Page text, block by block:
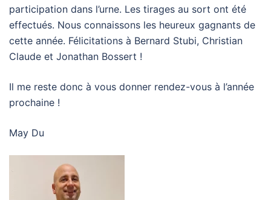
participation dans l’urne. Les tirages au sort ont été
effectués. Nous connaissons les heureux gagnants de
cette année. Félicitations à Bernard Stubi, Christian
Claude et Jonathan Bossert !
Il me reste donc à vous donner rendez-vous à l’année
prochaine !
May Du